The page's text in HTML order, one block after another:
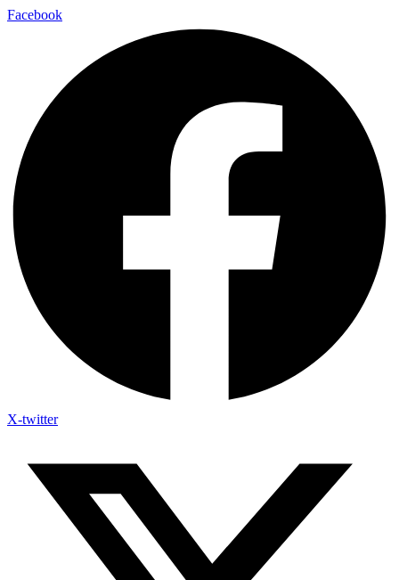
Facebook
X-twitter